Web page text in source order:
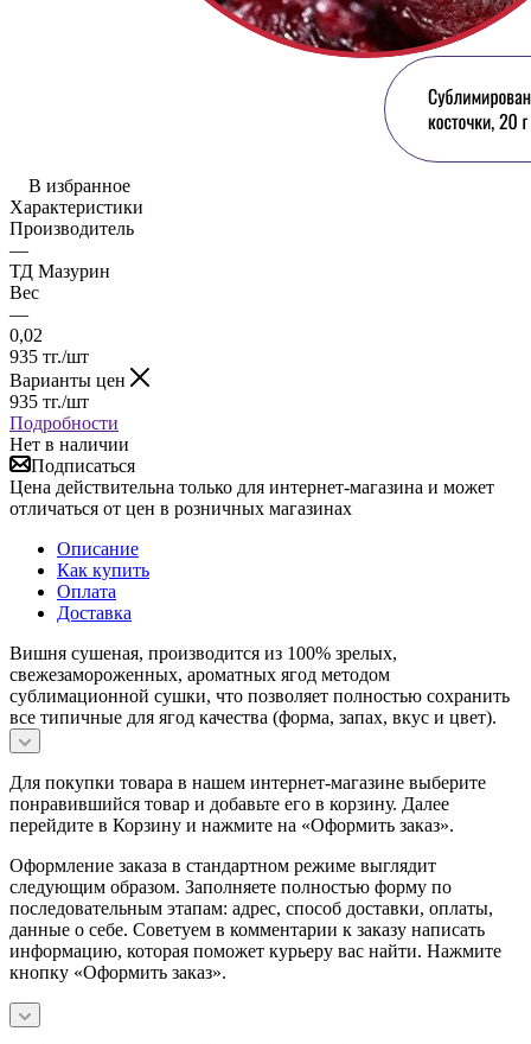
В избранное
Характеристики
Производитель
—
ТД Мазурин
Вес
—
0,02
935 тг./шт
Варианты цен
935 тг./шт
Подробности
Нет в наличии
Подписаться
Цена действительна только для интернет-магазина и может
отличаться от цен в розничных магазинах
Описание
Как купить
Оплата
Доставка
Вишня сушеная, производится из 100% зрелых,
свежезамороженных, ароматных ягод методом
сублимационной сушки, что позволяет полностью сохранить
все типичные для ягод качества (форма, запах, вкус и цвет).
Для покупки товара в нашем интернет-магазине выберите
понравившийся товар и добавьте его в корзину. Далее
перейдите в Корзину и нажмите на «Оформить заказ».
Оформление заказа в стандартном режиме выглядит
следующим образом. Заполняете полностью форму по
последовательным этапам: адрес, способ доставки, оплаты,
данные о себе. Советуем в комментарии к заказу написать
информацию, которая поможет курьеру вас найти. Нажмите
кнопку «Оформить заказ».